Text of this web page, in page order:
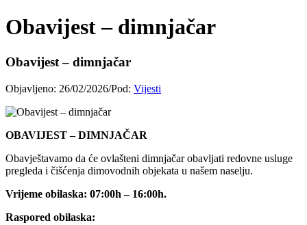
Obavijest – dimnjačar
Obavijest – dimnjačar
Objavljeno: 26/02/2026/Pod: Vijesti
OBAVIJEST – DIMNJAČAR
Obavještavamo da će ovlašteni dimnjačar obavljati redovne usluge
pregleda i čišćenja dimovodnih objekata u našem naselju.
Vrijeme obilaska: 07:00h – 16:00h.
Raspored obilaska: